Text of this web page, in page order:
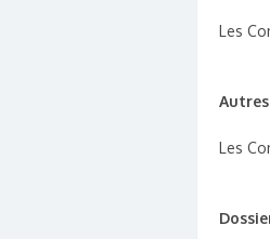
Les
Les